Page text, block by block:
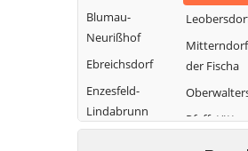
Blumau-
Neurißhof
Ebreichsdorf
Enzesfeld-
Lindabrunn
der Fischa
Pfaffstätten